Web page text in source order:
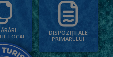
LOCAL
DISPOZIȚII ALE
PRIMARULUI